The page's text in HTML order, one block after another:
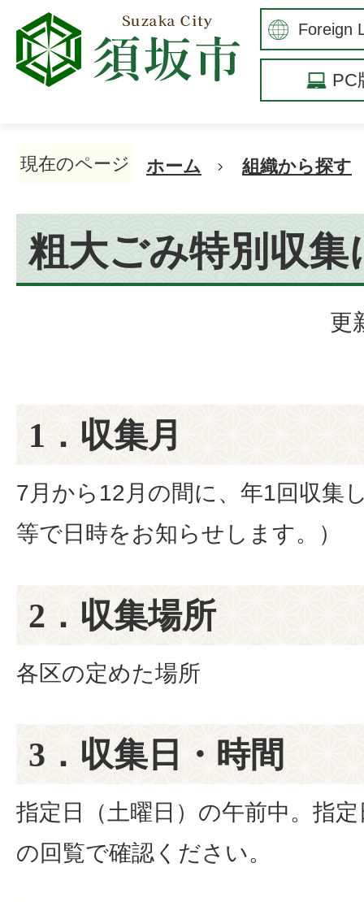
PC
現在のページ ホーム 組織から探す
粗大ごみ特別収集
更
1．収集月
7月から12月の間に、年1回収集
等で日時をお知らせします。）
2．収集場所
各区の定めた場所
3．収集日・時間
指定日（土曜日）の午前中。指
の回覧で確認ください。